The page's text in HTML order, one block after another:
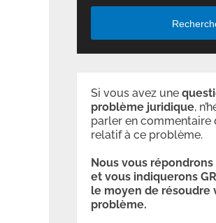
Si vous avez une
problème juridique,
parler en commentaire
relatif à ce problème.
Nous vous
et vous indiquerons
le moyen de résoudre
problème.